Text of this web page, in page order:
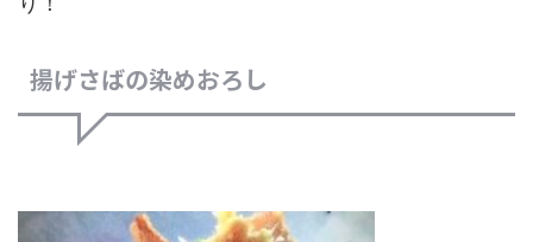
揚げさばの染めおろし